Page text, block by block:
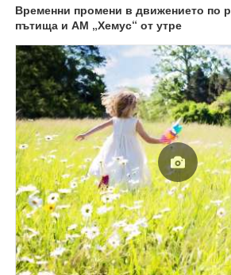
Временни промени в движението по
пътища и АМ „Хемус“ от утре